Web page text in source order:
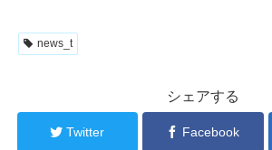
news_t
シェアする
Twitter Facebook